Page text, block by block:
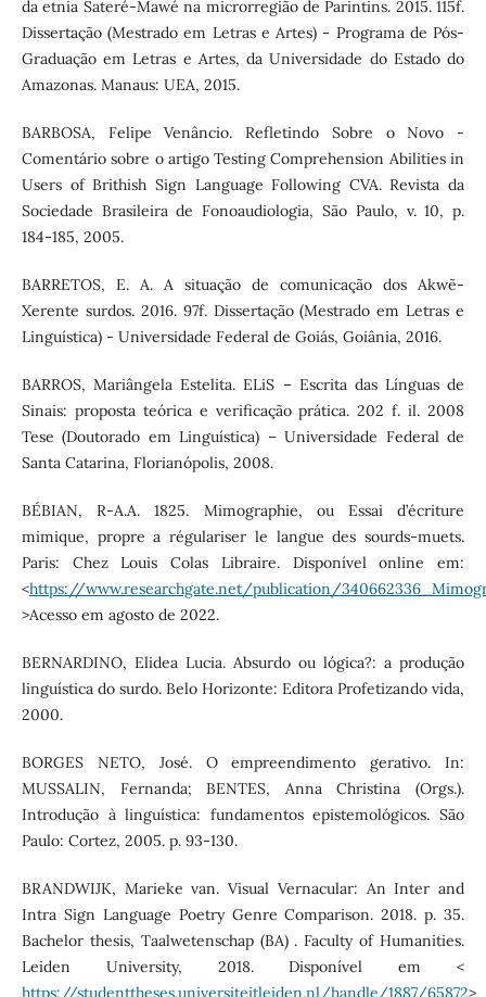
da etnia Sateré-Mawé na microrregião de Parintins. 2015. 115f.
Dissertação (Mestrado em Letras e Artes) - Programa de Pós-
Graduação em Letras e Artes, da Universidade do Estado do
Amazonas. Manaus: UEA, 2015.
BARBOSA, Felipe Venâncio. Refletindo Sobre o Novo -
Comentário sobre o artigo Testing Comprehension Abilities in
Users of Brithish Sign Language Following CVA. Revista da
Sociedade Brasileira de Fonoaudiologia, São Paulo, v. 10, p.
184-185, 2005.
BARRETOS, E. A. A situação de comunicação dos Akwẽ-
Xerente surdos. 2016. 97f. Dissertação (Mestrado em Letras e
Linguística) - Universidade Federal de Goiás, Goiânia, 2016.
BARROS, Mariângela Estelita. ELiS – Escrita das Línguas de
Sinais: proposta teórica e verificação prática. 202 f. il. 2008
Tese (Doutorado em Linguística) – Universidade Federal de
Santa Catarina, Florianópolis, 2008.
BÉBIAN, R-A.A. 1825. Mimographie, ou Essai d’écriture
mimique, propre a régulariser le langue des sourds-muets.
Paris: Chez Louis Colas Libraire. Disponível online em:
<https://www.researchgate.net/publication/
>Acesso em agosto de 2022.
BERNARDINO, Elidea Lucia. Absurdo ou lógica?: a produção
linguística do surdo. Belo Horizonte: Editora Profetizando vida,
2000.
BORGES NETO, José. O empreendimento gerativo. In:
MUSSALIN, Fernanda; BENTES, Anna Christina (Orgs.).
Introdução à linguística: fundamentos epistemológicos. São
Paulo: Cortez, 2005. p. 93-130.
BRANDWIJK, Marieke van. Visual Vernacular: An Inter and
Intra Sign Language Poetry Genre Comparison. 2018. p. 35.
Bachelor thesis, Taalwetenschap (BA) . Faculty of Humanities.
Leiden University, 2018. Disponível em <
https://studenttheses.universiteitleiden.nl/handle/1887/65872>